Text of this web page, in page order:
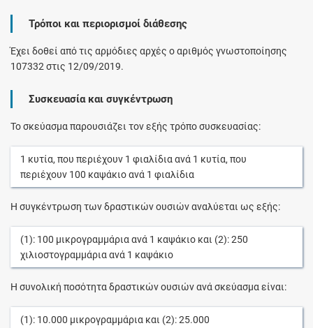
Τρόποι και περιορισμοί διάθεσης
Έχει δοθεί από τις αρμόδιες αρχές ο αριθμός γνωστοποίησης
107332 στις 12/09/2019.
Συσκευασία και συγκέντρωση
Το σκεύασμα παρουσιάζει τον εξής τρόπο συσκευασίας:
1 κυτία, που περιέχουν 1 φιαλίδιαανά 1 κυτία, που
περιέχουν 100 καψάκιοανά 1 φιαλίδια
Η συγκέντρωση των δραστικών ουσιών αναλύεται ως εξής:
(1): 100 μικρογραμμάριαανά 1 καψάκιο και (2):250
χιλιοστογραμμάριαανά 1 καψάκιο
Η συνολική ποσότητα δραστικών ουσιών ανά σκεύασμα είναι:
(1): 10.000 μικρογραμμάρια και (2):25.000